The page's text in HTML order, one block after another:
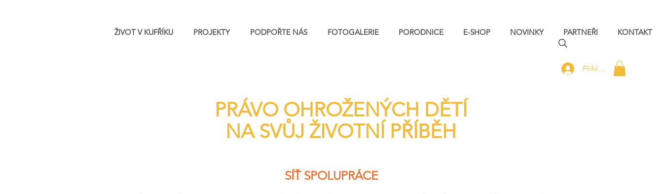
ŽIVOT V KUFŘÍKU PROJEKTY PODPOŘTE NÁS FOTOGALERIE PORODNICE E-SHOP NOVINKY PARTNEŘI KONTAKT
Přihlásit se
PRÁVO OHROŽENÝCH DĚTÍ
NA SVŮJ ŽIVOTNÍ PŘÍBĚH
SÍŤ SPOLUPRÁCE